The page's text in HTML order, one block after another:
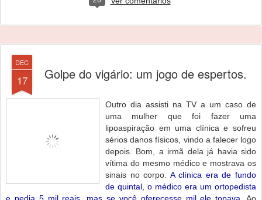
DEC
17 Golpe do vigário: um jogo de espertos.
Outro dia assisti na TV a um caso de
uma mulher que foi fazer uma
lipoaspiração em uma clínica e sofreu
sérios danos físicos, vindo a falecer logo
depois. Bom, a irmã dela já havia sido
vítima do mesmo médico e mostrava os
sinais no corpo. A clínica era de fundo
de quintal, o médico era um ortopedista